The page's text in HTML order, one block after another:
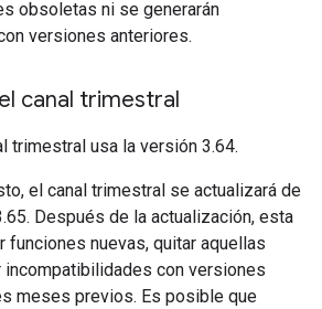
obsoletas ni se generarán
versiones anteriores.
canal trimestral
trimestral usa la versión 3.64.
el canal trimestral se actualizará de
Después de la actualización, esta
funciones nuevas, quitar aquellas
con versiones
meses previos. Es posible que